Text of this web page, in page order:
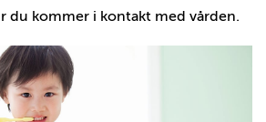
du kommer i kontakt med vården.